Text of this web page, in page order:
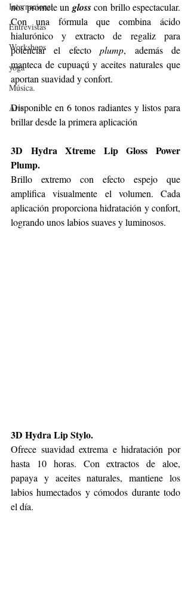
Internacional
Entrevistas
Workshops
yoga
Música.
Arte
nos promete un gloss con brillo espectacular.
Con una fórmula que combina ácido
hialurónico y extracto de regaliz para
potenciar el efecto plump, además de
manteca de cupuaçú y aceites naturales que
aportan suavidad y confort.
Disponible en 6 tonos radiantes y listos para
brillar desde la primera aplicación
3D Hydra Xtreme Lip Gloss Power
Plump.
Brillo extremo con efecto espejo que
amplifica visualmente el volumen. Cada
aplicación proporciona hidratación y confort,
logrando unos labios suaves y luminosos.
3D Hydra Lip Stylo.
Ofrece suavidad extrema e hidratación por
hasta 10 horas. Con extractos de aloe,
papaya y aceites naturales, mantiene los
labios humectados y cómodos durante todo
el día.